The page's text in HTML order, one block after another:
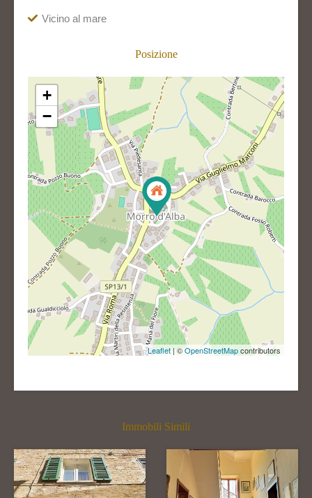
Vicino al mare
Posizione
+
−
Leaflet| ©OpenStreetMapcontributors
Immobili Simili